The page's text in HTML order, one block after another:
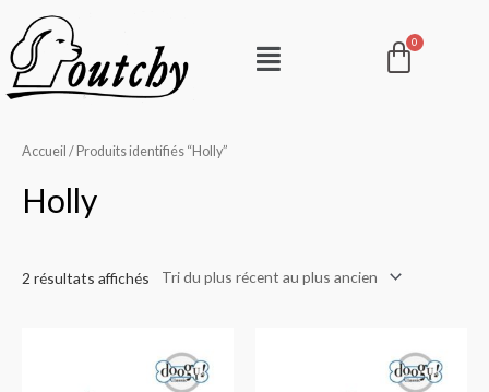
contenu
Menu
Accueil / Produits identifiés “Holly”
Holly
2 résultats affichés